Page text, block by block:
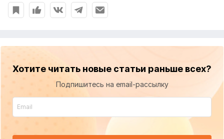
Хотите читать новые статьи раньше всех?
Подпишитесь на email-рассылку